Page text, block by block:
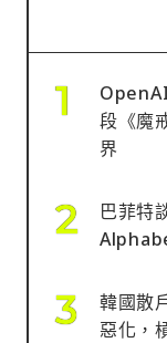
段《魔
界
巴菲特
韓國散
惡化，